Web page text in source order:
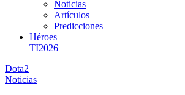
Noticias
Artículos
Predicciones
Héroes
TI2026
Dota2
Noticias